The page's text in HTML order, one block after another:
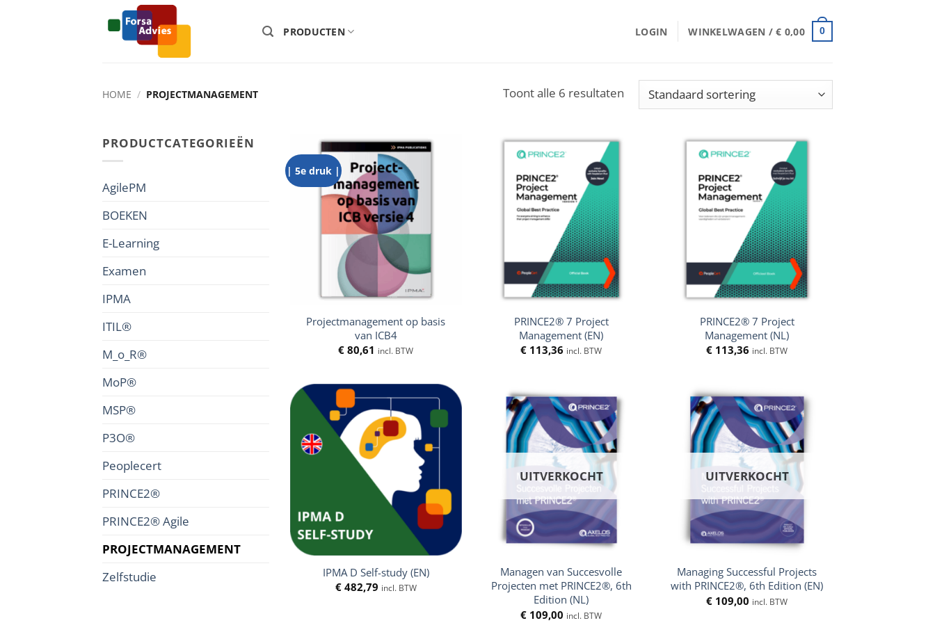
PRODUCTEN LOGIN WINKELWAGEN /€ 0,00 0
HOME / PROJECTMANAGEMENT Toont alle 6 resultaten
PRODUCTCATEGORIEËN
AgilePM
BOEKEN
E-Learning
Examen
IPMA
ITIL®
M_o_R®
MoP®
MSP®
P3O®
Peoplecert
PRINCE2®
PRINCE2® Agile
PROJECTMANAGEMENT
Zelfstudie
| 5e druk |
Projectmanagement op basis
van ICB4
€80,61 incl. BTW
PRINCE2® 7 Project
Management (EN)
€ 113,36 incl. BTW
PRINCE2® 7 Project
Management (NL)
€ 113,36 incl. BTW
IPMA D Self-study (EN)
€482,79 incl. BTW
UITVERKOCHT
Managen van Succesvolle
Projecten met PRINCE2®, 6th
Edition (NL)
€ 109,00 incl. BTW
UITVERKOCHT
Managing Successful Projects
with PRINCE2®, 6th Edition (EN)
€ 109,00 incl. BTW